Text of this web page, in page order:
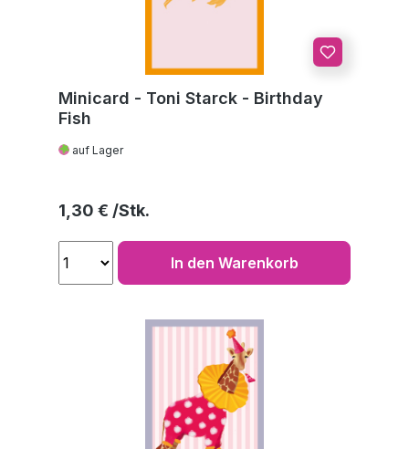
Minicard - Toni Starck - Birthday
Fish
auf Lager
Regulärer Preis:
1,30 €
In den Warenkorb